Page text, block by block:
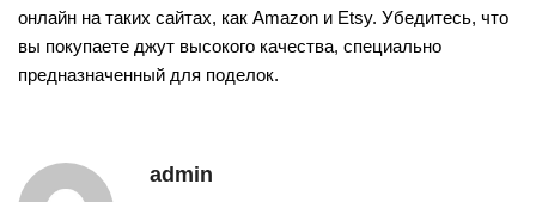
онлайн на таких сайтах, как Amazon и Etsy. Убедитесь, что
вы покупаете джут высокого качества, специально
предназначенный для поделок.
admin